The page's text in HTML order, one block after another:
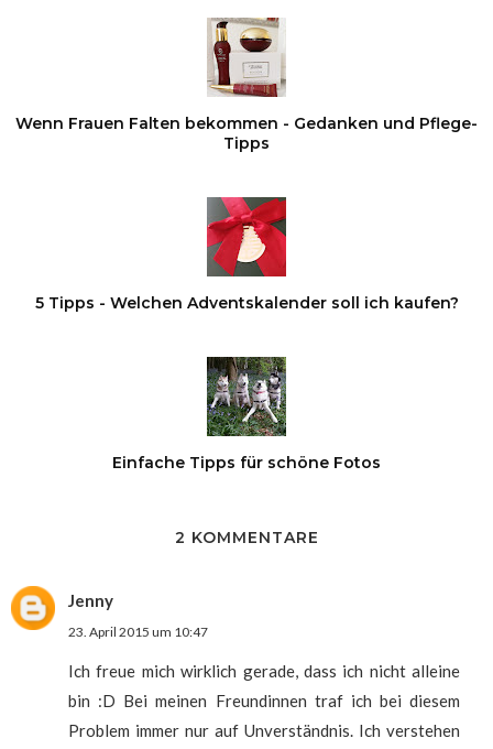
Wenn Frauen Falten bekommen - Gedanken und Pflege-
Tipps
5 Tipps - Welchen Adventskalender soll ich kaufen?
Einfache Tipps für schöne Fotos
2 KOMMENTARE
Jenny
23. April 2015 um 10:47
Ich freue mich wirklich gerade, dass ich nicht alleine
bin :D Bei meinen Freundinnen traf ich bei diesem
Problem immer nur auf Unverständnis. Ich verstehen